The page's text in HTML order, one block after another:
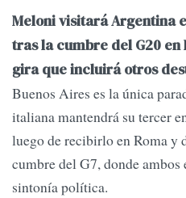
Meloni visitará Argentina
tras la cumbre del G20 en
gira que incluirá otros
Buenos Aires es la única
italiana mantendrá su tercer
luego de recibirlo en Roma y
cumbre del G7, donde
sintonía política.